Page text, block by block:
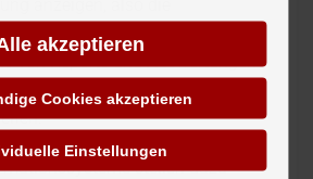
dass ein beobachteter Kunde
von Reports und Auswertungen
die notwendigen
stellen dazu
akzeptieren
Cookies akzeptieren
Einstellungen